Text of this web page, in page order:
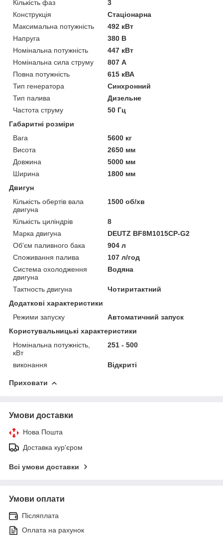
Кількість фаз
3
Конструкція
Стаціонарна
Максимальна потужність
492 кВт
Напруга
380 В
Номінальна потужність
447 кВт
Номінальна сила струму
807 А
Повна потужність
615 кВА
Тип генератора
Синхронний
Тип палива
Дизельне
Частота струму
50 Гц
Габаритні розміри
Вага
5600 кг
Висота
2650 мм
Довжина
5000 мм
Ширина
1800 мм
Двигун
Кількість обертів вала
двигуна
1500 об/хв
Кількість циліндрів
8
Марка двигуна
DEUTZ BF8M1015CP-G2
Об'єм паливного бака
904 л
Споживання палива
107 л/год
Система охолодження
двигуна
Водяна
Тактность двигуна
Чотиритактний
Додаткові характеристики
Режими запуску
Автоматичний запуск
Користувальницькі характеристики
Номінальна потужність,
кВт
251 - 500
виконання Відкриті
Приховати
Умови доставки
Нова Пошта
Доставка кур'єром
Всі умови доставки
Умови оплати
Післяплата
Оплата на рахунок